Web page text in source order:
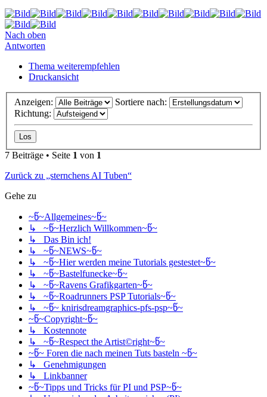
Nach oben
Antworten
Thema weiterempfehlen
Druckansicht
Anzeigen:
Sortiere nach:
Richtung:
7 Beiträge • Seite 1 von 1
Zurück zu „sternchens AI Tuben“
Gehe zu
~წ~Allgemeines~წ~
↳ ~წ~Herzlich Willkommen~წ~
↳ Das Bin ich!
↳ ~წ~NEWS~წ~
↳ ~წ~Hier werden meine Tutorials gestestet~წ~
↳ ~წ~Bastelfunecke~წ~
↳ ~წ~Ravens Grafikgarten~წ~
↳ ~წ~Roadrunners PSP Tutorials~წ~
↳ ~წ~ knirisdreamgraphics-pfs-psp~წ~
~წ~Copyright~წ~
↳ Kostennote
↳ ~წ~Respect the Artist©right~წ~
~წ~ Foren die nach meinen Tuts basteln ~წ~
↳ Genehmigungen
↳ Linkbanner
~წ~Tipps und Tricks für PI und PSP~წ~